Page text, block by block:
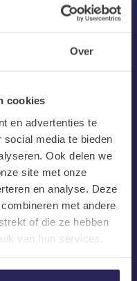
Over
cookies
en advertenties te
media te bieden
Ook delen we
site met onze
en analyse. Deze
met andere
of die ze hebben
van hun services.
in je